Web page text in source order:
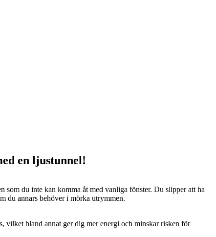
en ljustunnel!
som du inte kan komma åt med vanliga fönster. Du slipper att ha
du annars behöver i mörka utrymmen.
vilket bland annat ger dig mer energi och minskar risken för